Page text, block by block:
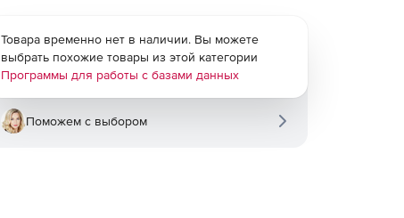
Товара временно нет в наличии. Вы можете
выбрать похожие товары из этой категории
Программы для работы с базами данных
Поможем с выбором